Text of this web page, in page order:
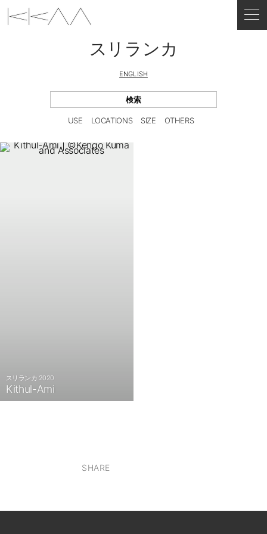
スリランカ
ENGLISH
USE LOCATIONS SIZE OTHERS
スリランカ 2020
Kithul-Ami
SHARE